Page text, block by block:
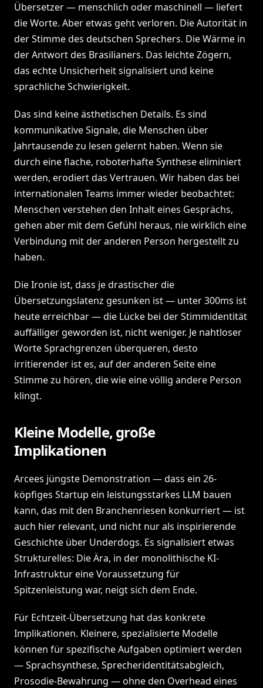
Übersetzer — menschlich oder maschinell — liefert
die Worte. Aber etwas geht verloren. Die Autorität in
der Stimme des deutschen Sprechers. Die Wärme in
der Antwort des Brasilianers. Das leichte Zögern,
das echte Unsicherheit signalisiert und keine
sprachliche Schwierigkeit.
Das sind keine ästhetischen Details. Es sind
kommunikative Signale, die Menschen über
Jahrtausende zu lesen gelernt haben. Wenn sie
durch eine flache, roboterhafte Synthese eliminiert
werden, erodiert das Vertrauen. Wir haben das bei
internationalen Teams immer wieder beobachtet:
Menschen verstehen den Inhalt eines Gesprächs,
gehen aber mit dem Gefühl heraus, nie wirklich eine
Verbindung mit der anderen Person hergestellt zu
haben.
Die Ironie ist, dass je drastischer die
Übersetzungslatenz gesunken ist — unter 300ms ist
heute erreichbar — die Lücke bei der Stimmidentität
auffälliger geworden ist, nicht weniger. Je nahtloser
Worte Sprachgrenzen überqueren, desto
irritierender ist es, auf der anderen Seite eine
Stimme zu hören, die wie eine völlig andere Person
klingt.
Kleine Modelle, große
Implikationen
Arcees jüngste Demonstration — dass ein 26-
köpfiges Startup ein leistungsstarkes LLM bauen
kann, das mit den Branchenriesen konkurriert — ist
auch hier relevant, und nicht nur als inspirierende
Geschichte über Underdogs. Es signalisiert etwas
Strukturelles: Die Ära, in der monolithische KI-
Infrastruktur eine Voraussetzung für
Spitzenleistung war, neigt sich dem Ende.
Für Echtzeit-Übersetzung hat das konkrete
Implikationen. Kleinere, spezialisierte Modelle
können für spezifische Aufgaben optimiert werden
— Sprachsynthese, Sprecheridentitätsabgleich,
Prosodie-Bewahrung — ohne den Overhead eines